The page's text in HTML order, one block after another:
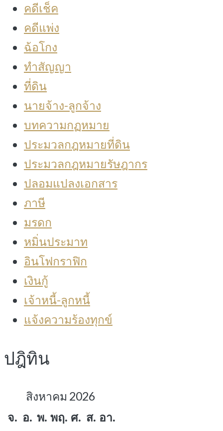
คดีเช็ค
คดีแพ่ง
ฉ้อโกง
ทำสัญญา
ที่ดิน
นายจ้าง-ลูกจ้าง
บทความกฏหมาย
ประมวลกฎหมายที่ดิน
ประมวลกฎหมายรัษฎากร
ปลอมแปลงเอกสาร
ภาษี
มรดก
หมิ่นประมาท
อินโฟกราฟิก
เงินกู้
เจ้าหนี้-ลูกหนี้
แจ้งความร้องทุกข์
ปฎิทิน
สิงหาคม 2026
จ. อ. พ. พฤ. ศ. ส. อา.